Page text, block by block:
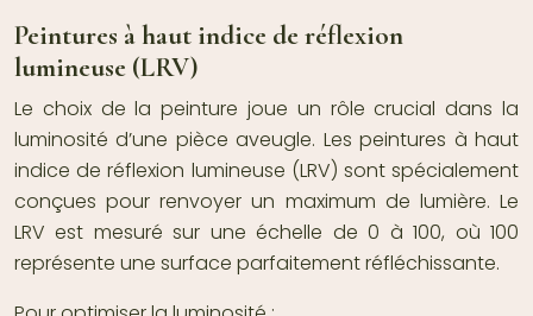
Peintures à haut indice de réflexion
lumineuse (LRV)
Le choix de la peinture joue un rôle crucial dans la
luminosité d’une pièce aveugle. Les peintures à haut
indice de réflexion lumineuse (LRV) sont spécialement
conçues pour renvoyer un maximum de lumière. Le
LRV est mesuré sur une échelle de 0 à 100, où 100
représente une surface parfaitement réfléchissante.